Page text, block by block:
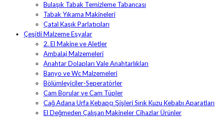
Bulaşık Tabak Temizleme Tabancası
Tabak Yıkama Makineleri
Çatal Kaşık Parlatıcıları
Çeşitli Malzeme Eşyalar
2. El Makine ve Aletler
Ambalaj Malzemeleri
Anahtar Dolapları Vale Anahtarlıkları
Banyo ve Wc Malzemeleri
Bölümleyiciler-Seperatörler
Cam Borular ve Cam Tüpler
Cağ Adana Urfa Kebapçı Şişleri Sırık Kuzu Kebabı Aparatları
El Değmeden Çalışan Makineler Cihazlar Ürünler